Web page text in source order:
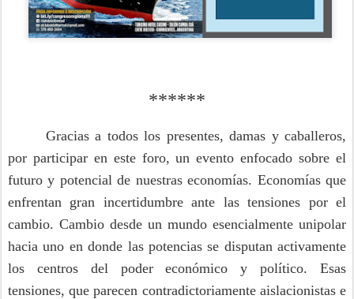
******
Gracias a todos los presentes, damas y caballeros,
por participar en este foro, un evento enfocado sobre el
futuro y potencial de nuestras economías. Economías que
enfrentan gran incertidumbre ante las tensiones por el
cambio. Cambio desde un mundo esencialmente unipolar
hacia uno en donde las potencias se disputan activamente
los centros del poder económico y político. Esas
tensiones, que parecen contradictoriamente aislacionistas e